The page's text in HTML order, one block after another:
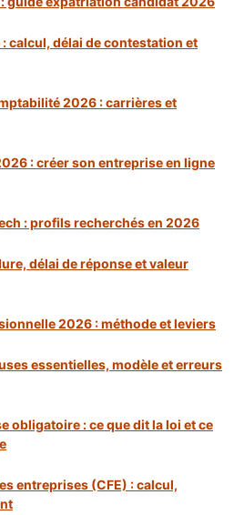
calcul, délai de contestation et
2026 : carrières et
: créer son entreprise en ligne
: profils recherchés en 2026
délai de réponse et valeur
2026 : méthode et leviers
essentielles, modèle et erreurs
obligatoire : ce que dit la loi et ce
entreprises (CFE) : calcul,